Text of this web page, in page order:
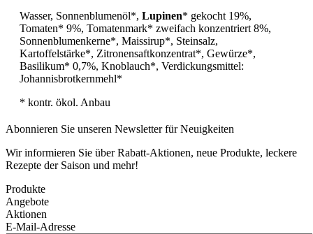
Wasser, Sonnenblumenöl*, Lupinen* gekocht 19%,
Tomaten* 9%, Tomatenmark* zweifach konzentriert 8%,
Sonnenblumenkerne*, Maissirup*, Steinsalz,
Kartoffelstärke*, Zitronensaftkonzentrat*, Gewürze*,
Basilikum* 0,7%, Knoblauch*, Verdickungsmittel:
Johannisbrotkernmehl*
* kontr. ökol. Anbau
Abonnieren Sie unseren Newsletter für Neuigkeiten
Wir informieren Sie über Rabatt-Aktionen, neue Produkte, leckere
Rezepte der Saison und mehr!
Produkte
Angebote
Aktionen
E-Mail-Adresse